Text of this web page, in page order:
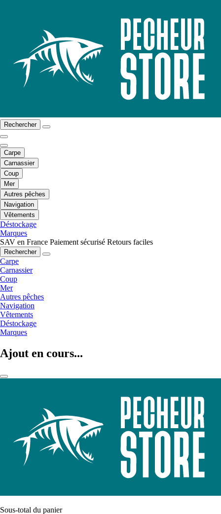
Rechercher
Carpe
Carnassier
Coup
Mer
Autres pêches
Navigation
Vêtements
Déstockage
Marques
SAV en France Paiement sécurisé Retours faciles
Rechercher
Carpe
Carnassier
Coup
Mer
Autres pêches
Navigation
Vêtements
Déstockage
Marques
Ajout en cours...
Sous-total du panier